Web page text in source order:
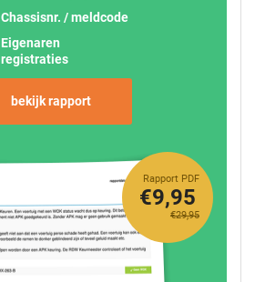
Chassisnr. / meldcode
Eigenaren
registraties
bekijk rapport
Rapport PDF
€29,95
€9,95